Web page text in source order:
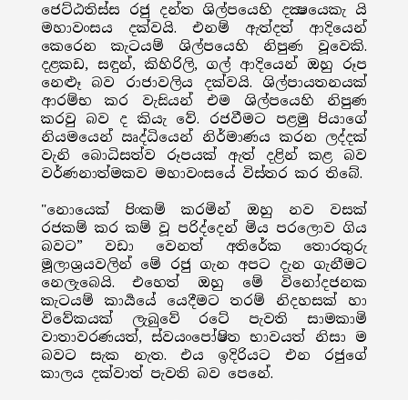
ජෙට්ඨතිස්ස රජු දන්ත ශිල්පයෙහි දක්‍ෂයෙකැ යි
මහාවංසය දක්වයි. එනම් ඇත්දත් ආදියෙන්
කෙරෙන කැටයම් ශිල්පයෙහි නිපුණ වූවෙකි.
දළකඩ, සඳුන්, කිහිරිලි, ගල් ආදියෙන් ඔහු රූප
නෙළූ බව රාජාවලිය දක්වයි. ශිල්පායතනයක්
ආරම්භ කර වැසියන් එම ශිල්පයෙහි නිපුණ
කරවු බව ද කියැ වේ. රජවීමට පළමු පියාගේ
නියමයෙන් ඍද්ධියෙන් නිර්මාණය කරන ලද්දක්
වැනි බොධිසත්ව රූපයක් ඇත් දළින් කළ බව
වර්ණනාත්මකව මහාවංසයේ විස්තර කර තිබේ.
"නොයෙක් පිංකම් කරමින් ඔහු නව වසක්
රජකම් කර කම් වූ පරිද්දෙන් මිය පරලොව ගිය
බවට” වඩා වෙනත් අතිරේක තොරතුරු
මූලාශ්‍රයවලින් මේ රජු ගැන අපට දැන ගැනීමට
නෙලැබෙයි. එහෙත් ඔහු මේ විනෝදජනක
කැටයම් කාර්‍යයේ යෙදීමට තරම් නිදහසක් හා
විවේකයක් ලැබුවේ රටේ පැවති සාමකාමි
වාතාවරණයත්, ස්වයංපෝෂිත භාවයත් නිසා ම
බවට සැක නැත. එය ඉදිරියට එන රජුගේ
කාලය දක්වාත් පැවති බව පෙනේ.